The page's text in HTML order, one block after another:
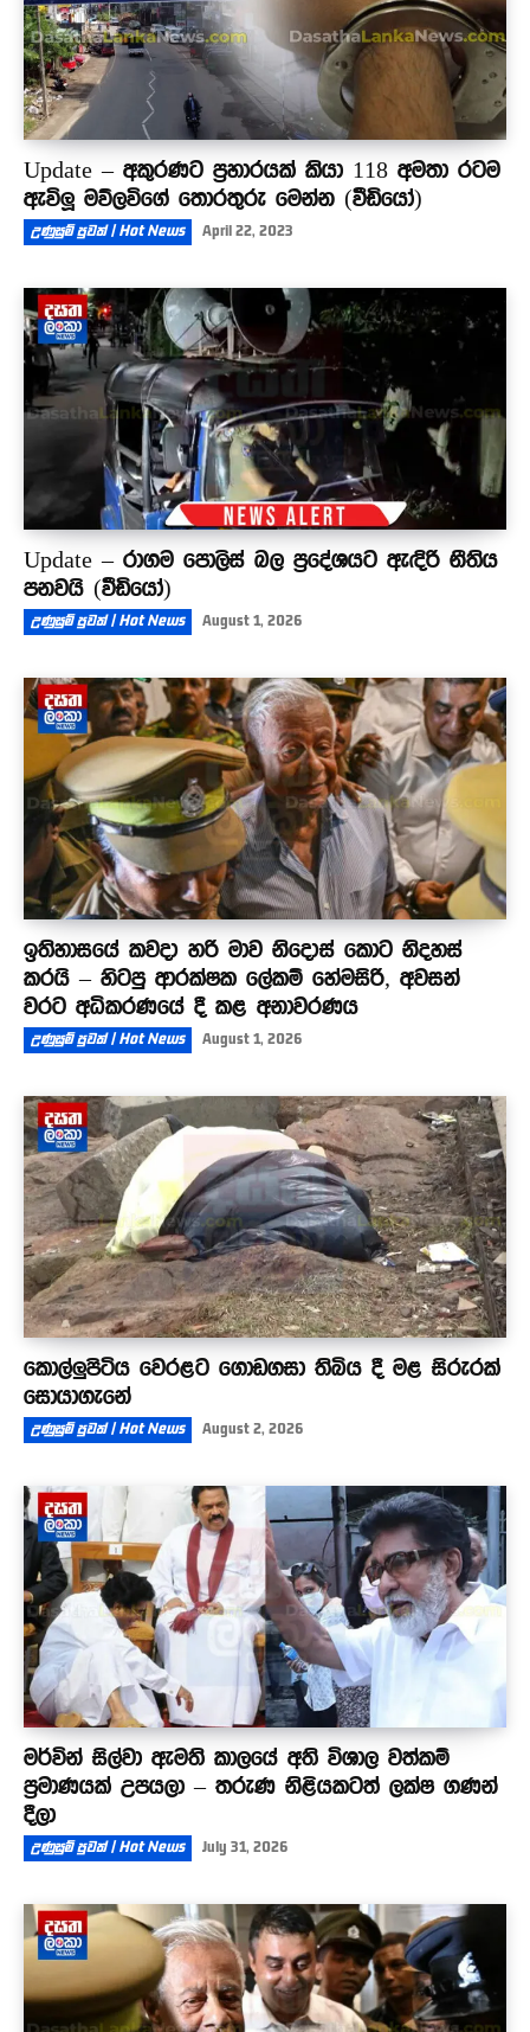
Update – අකුරණට ප්‍රහාරයක් කියා 118 අමතා රටම
ඇවිලූ මව්ලවිගේ තොරතුරු මෙන්න (වීඩියෝ)
උණුසුම් පුවත් | Hot News April 22, 2023
Update – රාගම පොලිස් බල ප්‍රදේශයට ඇඳිරි නීතිය
පනවයි (වීඩියෝ)
උණුසුම් පුවත් | Hot News August 1, 2026
ඉතිහාසයේ කවදා හරි මාව නිදොස් කොට නිදහස්
කරයි – හිටපු ආරක්ෂක ලේකම් හේමසිරි, අවසන්
වරට අධිකරණයේ දී කළ අනාවරණය
උණුසුම් පුවත් | Hot News August 1, 2026
කොල්ලුපිටිය වෙරළට ගොඩගසා තිබිය දී මළ සිරුරක්
සොයාගැනේ
උණුසුම් පුවත් | Hot News August 2, 2026
මර්වින් සිල්වා ඇමති කාලයේ අති විශාල වත්කම්
ප්‍රමාණයක් උපයලා – තරුණ නිළියකටත් ලක්ෂ ගණන්
දීලා
උණුසුම් පුවත් | Hot News July 31, 2026